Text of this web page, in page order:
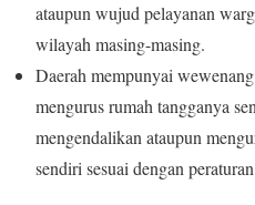
ataupun wujud pelayanan
wilayah masing-masing.
Daerah mempunyai
mengurus rumah tangganya
mengendalikan ataupun
sendiri sesuai dengan